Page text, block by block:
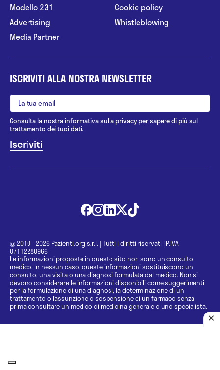
Modello 231
Advertising
Media Partner
Cookie policy
Whistleblowing
ISCRIVITI ALLA NOSTRA NEWSLETTER
Consulta la nostrainformativa sulla privacy per sapere di più sul
trattamento dei tuoi dati.
@ 2010 - 2026 Pazienti.org s.r.l. | Tutti i diritti riservati | P.IVA
07112280966
Le informazioni proposte in questo sito non sono un consulto
medico. In nessun caso, queste informazioni sostituiscono un
consulto, una visita o una diagnosi formulata dal medico. Non si
devono considerare le informazioni disponibili come suggerimenti
per la formulazione di una diagnosi, la determinazione di un
trattamento o l’assunzione o sospensione di un farmaco senza
prima consultare un medico di medicina generale o uno specialista.